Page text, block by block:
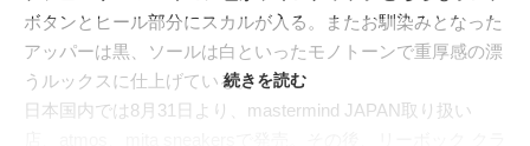
ボタンとヒール部分にスカルが入る。またお馴染みとなった
アッパーは黒、ソールは白といったモノトーンで重厚感の漂
うルックスに仕上げている。
日本国内では8月31日より、mastermind JAPAN取り扱い
続きを読む